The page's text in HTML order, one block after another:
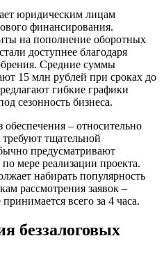
юридическим лицам
финансирования.
на пополнение оборотных
доступнее благодаря
Средние суммы
15 млн рублей при сроках до
гибкие графики
сезонность бизнеса.
– относительно
тщательной
предусматривают
мере реализации проекта.
набирать популярность
рассмотрения заявок –
всего за 4 часа.
беззалоговых